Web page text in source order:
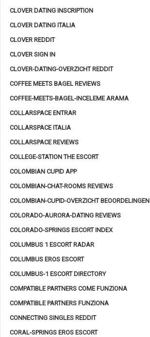
CLOVER DATING INSCRIPTION
CLOVER DATING ITALIA
CLOVER REDDIT
CLOVER SIGN IN
CLOVER-DATING-OVERZICHT REDDIT
COFFEE MEETS BAGEL REVIEWS
COFFEE-MEETS-BAGEL-INCELEME ARAMA
COLLARSPACE ENTRAR
COLLARSPACE ITALIA
COLLARSPACE REVIEWS
COLLEGE-STATION THE ESCORT
COLOMBIAN CUPID APP
COLOMBIAN-CHAT-ROOMS REVIEWS
COLOMBIAN-CUPID-OVERZICHT BEOORDELINGEN
COLORADO-AURORA-DATING REVIEWS
COLORADO-SPRINGS ESCORT INDEX
COLUMBUS 1 ESCORT RADAR
COLUMBUS EROS ESCORT
COLUMBUS-1 ESCORT DIRECTORY
COMPATIBLE PARTNERS COME FUNZIONA
COMPATIBLE PARTNERS FUNZIONA
CONNECTING SINGLES REDDIT
CORAL-SPRINGS EROS ESCORT